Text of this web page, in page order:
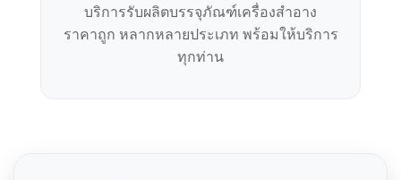
บริการรับผลิตบรรจุภัณฑ์เครื่องสำอาง
ราคาถูก หลากหลายประเภท พร้อมให้บริการ
ทุกท่าน